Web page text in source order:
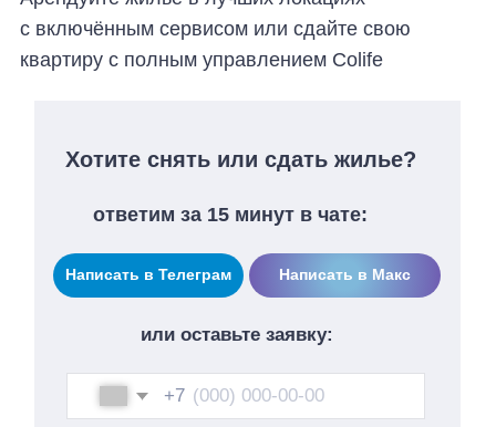
Написать в Телеграм Написать в Макс
Я даю согласие на обработку
и согласен(-а) сполитикой
конфиденциальности